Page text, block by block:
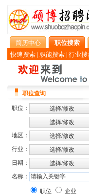
简历中心 职位搜索
快速搜索 职能搜索 行业搜
职位查询
职位：
地区：
行业：
日期：
名称：
职位 企业